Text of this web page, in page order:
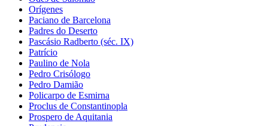
Orígenes
Paciano de Barcelona
Padres do Deserto
Pascásio Radberto (séc. IX)
Patrício
Paulino de Nola
Pedro Crisólogo
Pedro Damião
Policarpo de Esmirna
Proclus de Constantinopla
Prospero de Aquitania